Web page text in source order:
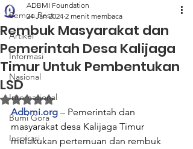
Semua Post
Artikel
Informasi
Nasional
Internasional
Bumi Gora
Inspirasi
Rembuk Masyarakat dan
Pemerintah Desa Kalijaga
Timur Untuk Pembentukan
LSD
ADBMI Foundation
24 Jan 2024 2 menit membaca
Dinilai NaN dari 5 bintang.
Adbmi.org – Pemerintah dan
masyarakat desa Kalijaga Timur
melakukan pertemuan dan rembuk